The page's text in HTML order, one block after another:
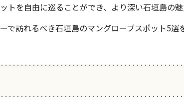
トを自由に巡ることができ、より深い石垣島の
で訪れるべき石垣島のマングローブスポット5選